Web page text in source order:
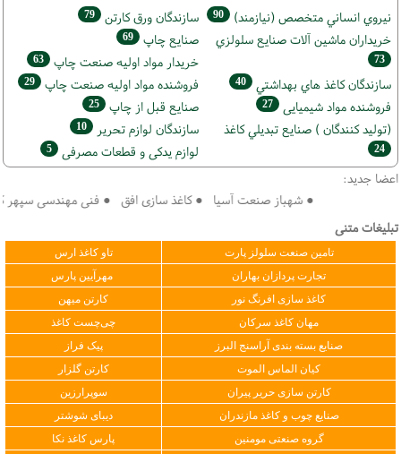
نيروي انساني متخصص (نیازمند) 90 سازندگان ورق كارتن 79
خریداران ماشين آلات صنايع سلولزي
73
صنايع چاپ 69
خريدار مواد اوليه صنعت چاپ 63
سازندگان كاغذ هاي بهداشتي 40 فروشنده مواد اوليه صنعت چاپ 29
فروشنده مواد شیمیایی 27 صنايع قبل از چاپ 25
(تولید كنندگان ) صنايع تبديلي كاغذ
24
سازندگان لوازم تحریر 10
لوازم یدکی و قطعات مصرفی 5
اعضا جدید:
● شهباز صنعت آسیا ● کاغذ سازی افق ● فنی مهندسی سپهر کویر
تبلیغات متنی
تامین صنعت سلولز پارت
تاو کاغذ ارس
تجارت پردازان بهاران
مهرآیین پارس
کاغذ سازی افرنگ نور
کارتن میهن
مهان کاغذ سرکان
چی‌چست کاغذ
صنایع بسته بندی آراسنج البرز
پیک فراز
کیان الماس الموت
کارتن گلزار
کارتن سازی حریر پیران
سوپرارزین
صنایع چوب و کاغذ مازندران
دیبای شوشتر
گروه صنعتی مومنین
پارس کاغذ نکا